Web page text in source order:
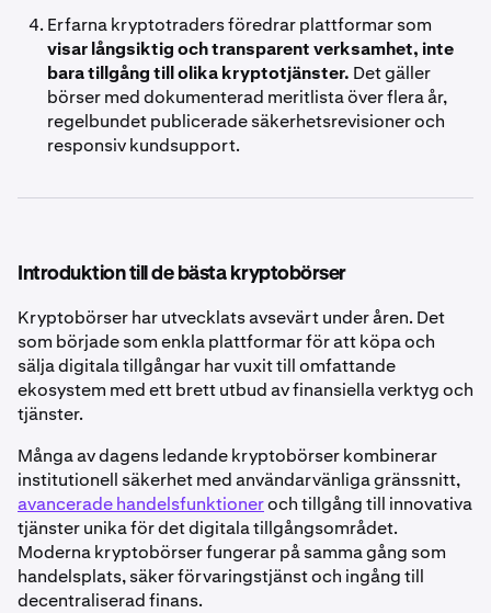
Erfarna kryptotraders föredrar plattformar som
visar långsiktig och transparent verksamhet, inte
bara tillgång till olika kryptotjänster. Det gäller
börser med dokumenterad meritlista över flera år,
regelbundet publicerade säkerhetsrevisioner och
responsiv kundsupport.
Introduktion till de bästa kryptobörser
Kryptobörser har utvecklats avsevärt under åren. Det
som började som enkla plattformar för att köpa och
sälja digitala tillgångar har vuxit till omfattande
ekosystem med ett brett utbud av finansiella verktyg och
tjänster.
Många av dagens ledande kryptobörser kombinerar
institutionell säkerhet med användarvänliga gränssnitt,
avancerade handelsfunktioneroch tillgång till innovativa
tjänster unika för det digitala tillgångsområdet.
Moderna kryptobörser fungerar på samma gång som
handelsplats, säker förvaringstjänst och ingång till
decentraliserad finans.